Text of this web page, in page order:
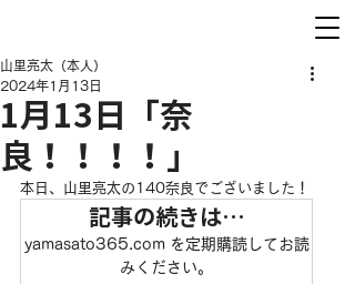
1月13日「奈
良！！！！」
山里亮太（本人）
2024年1月13日
本日、山里亮太の140奈良でございました！
記事の続きは…
yamasato365.com を定期購読してお読
みください。